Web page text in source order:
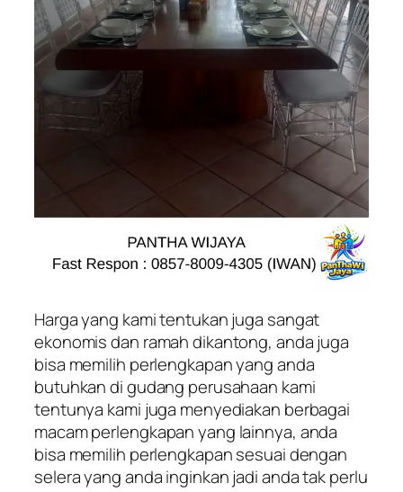
Harga yang kami tentukan juga sangat
ekonomis dan ramah dikantong, anda juga
bisa memilih perlengkapan yang anda
butuhkan di gudang perusahaan kami
tentunya kami juga menyediakan berbagai
macam perlengkapan yang lainnya, anda
bisa memilih perlengkapan sesuai dengan
selera yang anda inginkan jadi anda tak perlu